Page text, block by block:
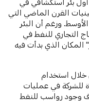
القرن الماضي التي
ورغم أن البئر
التجاري للنفط في
الذي بدأت فيه
استخدام
للشركة في عمليات
وجود رواسب للنفط